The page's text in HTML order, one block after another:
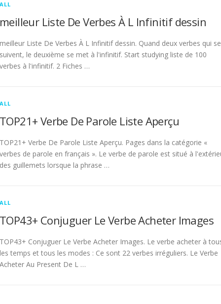
ALL
meilleur Liste De Verbes À L Infinitif dessin
meilleur Liste De Verbes À L Infinitif dessin. Quand deux verbes qui se
suivent, le deuxième se met à l'infinitif. Start studying liste de 100
verbes à l'infinitif. 2 Fiches …
ALL
TOP21+ Verbe De Parole Liste Aperçu
TOP21+ Verbe De Parole Liste Aperçu. Pages dans la catégorie «
verbes de parole en français ». Le verbe de parole est situé à
des guillemets lorsque la phrase …
ALL
TOP43+ Conjuguer Le Verbe Acheter Images
TOP43+ Conjuguer Le Verbe Acheter Images. Le verbe acheter à
les temps et tous les modes : Ce sont 22 verbes irréguliers. Le Verbe
Acheter Au Present De L …